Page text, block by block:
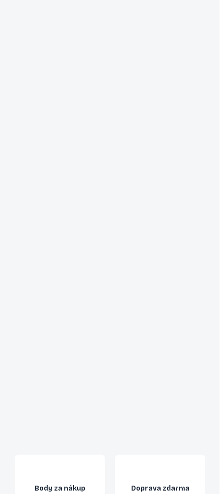
Body za nákup Doprava zdarma